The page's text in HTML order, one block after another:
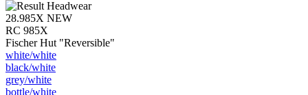
28.985X NEW
RC 985X
Fischer Hut "Reversible"
white/​white
black/​white
grey/​white
bottle/​white